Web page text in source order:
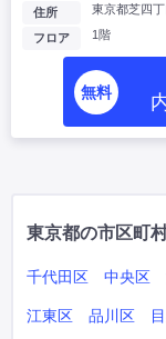
住所 東京都芝四丁
フロア 1階
無料
東京都の市区町
千代田区 中央区
江東区 品川区